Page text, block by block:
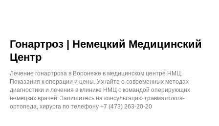
Гонартроз | Немецкий Медицинский
Центр
Лечение гонартроза в Воронеже в медицинском центре НМЦ.
Показания к операции и цены. Узнайте о современных методах
диагностики и лечения в клинике НМЦ с командой оперирующих
немецких врачей. Запишитесь на консультацию травматолога-
ортопеда, хирурга по телефону +7 (473) 263-20-20